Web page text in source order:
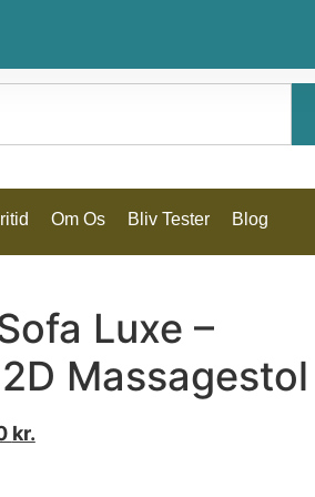
Om Os Bliv Tester Blog
Luxe –
Massagestol
kr.